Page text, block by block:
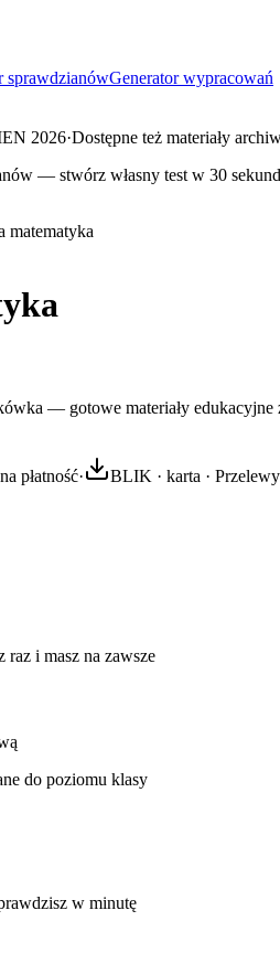
sprawdzianówGenerator wypracowań
2026·Dostępne też materiały
— stwórz własny test w 30 sekund
matematyka
— gotowe materiały
płatność· BLIK · karta ·
i masz na zawsze
do poziomu klasy
w minutę